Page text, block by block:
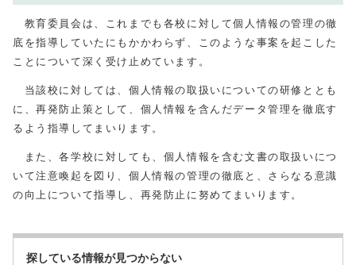
教育委員会は、これまでも各校に対して個人情報の管理の徹
底を指導していたにもかかわらず、このような事案を起こした
ことについて深く受け止めています。
当該校に対しては、個人情報の取扱いについての研修ととも
に、再発防止策として、個人情報を含んだデータ管理を徹底す
るよう指導してまいります。
また、各学校に対しても、個人情報を含む文書の取扱いにつ
いて注意喚起を図り、個人情報の管理の徹底と、さらなる意識
の向上について指導し、再発防止に努めてまいります。
探している情報が見つからない